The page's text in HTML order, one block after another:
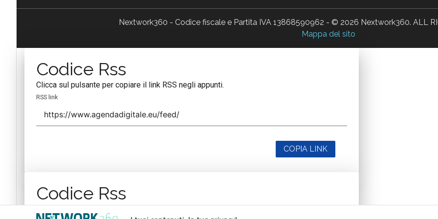
Nextwork360 - Codice fiscale e Partita IVA 13868590962 - © 2026 Nextwork360. ALL
Mappa del sito
Codice Rss
Clicca sul pulsante per copiare il link RSS negli appunti.
RSS link
COPIA LINK
Codice Rss